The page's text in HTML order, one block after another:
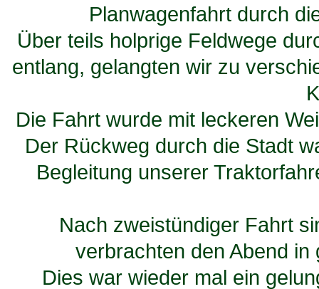
Planwagenfahrt durch
Über teils holprige Feldwege
entlang, gelangten wir zu
Die Fahrt wurde mit leckeren
Der Rückweg durch die Stadt
Begleitung unserer
Nach zweistündiger Fahrt
verbrachten den Abend
Dies war wieder mal ein